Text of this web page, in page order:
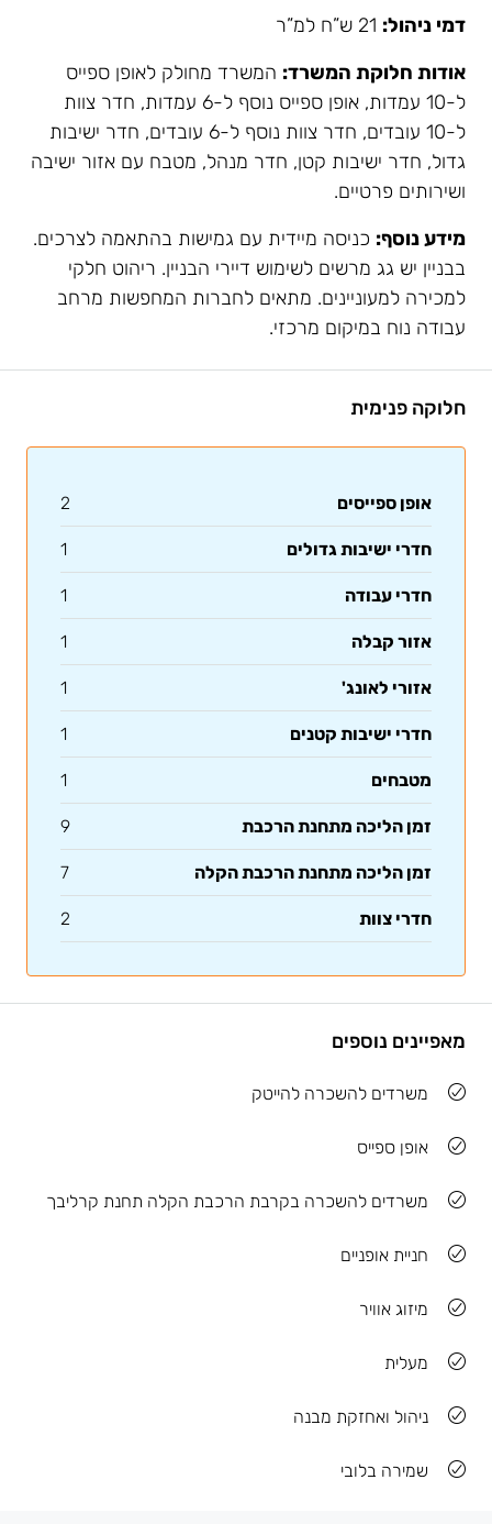
דמי ניהול:
אודות חלוקת המשרד: המשרד מחולק לאופן ספייס
ל-10 עמדות, אופן ספייס נוסף ל-6 עמדות, חדר צוות
ל-10 עובדים, חדר צוות נוסף ל-6 עובדים, חדר ישיבות
גדול, חדר ישיבות קטן, חדר מנהל, מטבח עם אזור ישיבה
ושירותים פרטיים.
מידע נוסף: כניסה מיידית עם גמישות בהתאמה לצרכים.
בבניין יש גג מרשים לשימוש דיירי הבניין. ריהוט חלקי
למכירה למעוניינים. מתאים לחברות המחפשות מרחב
עבודה נוח במיקום מרכזי.
חלוקה פנימית
אופן ספייסים 2
חדרי ישיבות גדולים 1
חדרי עבודה 1
אזור קבלה 1
אזורי לאונג' 1
חדרי ישיבות קטנים 1
מטבחים 1
זמן הליכה מתחנת הרכבת 9
זמן הליכה מתחנת הרכבת הקלה 7
חדרי צוות 2
מאפיינים נוספים
משרדים להשכרה להייטק
אופן ספייס
משרדים להשכרה בקרבת הרכבת הקלה תחנת קרליבך
חניית אופניים
מיזוג אוויר
מעלית
ניהול ואחזקת מבנה
שמירה בלובי